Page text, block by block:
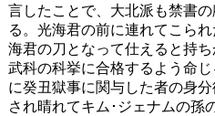
言したことで、大北派も禁書
る。光海君の前に連れてこら
海君の刀となって仕えると持
武科の科挙に合格するよう命
に癸丑獄事に関与した者の身
され晴れてキム･ジェナムの孫